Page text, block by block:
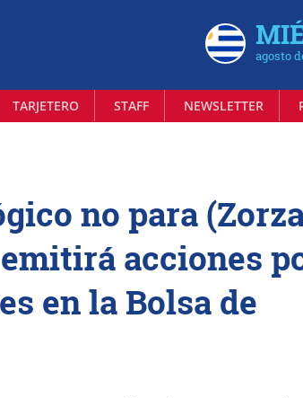
agosto
TARJETERO STAFF NEWSLETTER
no para
acciones
en la Bolsa de